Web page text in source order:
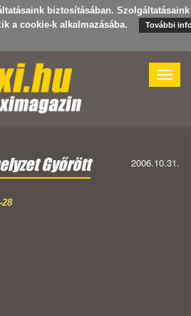
biztosításában. Szolgáltatásaink
a cookie-k alkalmazásába.
További
Toggle
Győrött 2006.10.31.
28